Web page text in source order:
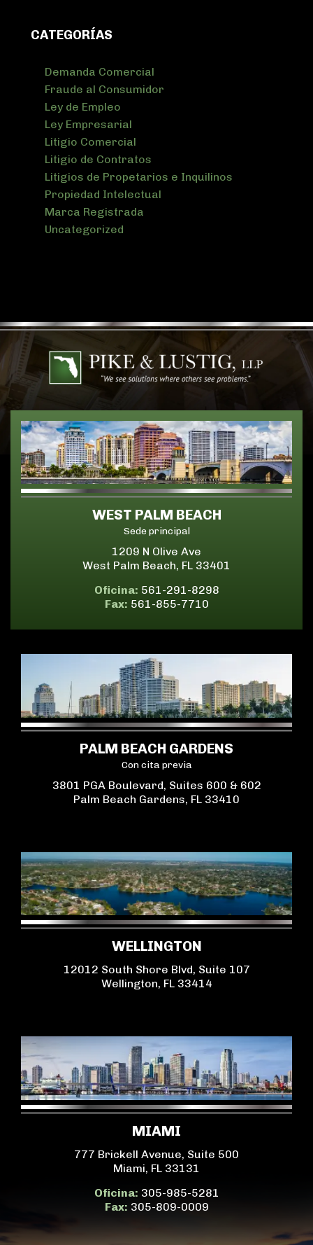
CATEGORÍAS
Demanda Comercial
Fraude al Consumidor
Ley de Empleo
Ley Empresarial
Litigio Comercial
Litigio de Contratos
Litigios de Propetarios e Inquilinos
Propiedad Intelectual
Marca Registrada
Uncategorized
WEST PALM BEACH
Sede principal
1209 N Olive Ave
West Palm Beach, FL 33401
Oficina: 561-291-8298
Fax: 561-855-7710
PALM BEACH GARDENS
Con cita previa
3801 PGA Boulevard, Suites 600 & 602
Palm Beach Gardens, FL 33410
WELLINGTON
12012 South Shore Blvd, Suite 107
Wellington, FL 33414
MIAMI
777 Brickell Avenue, Suite 500
Miami, FL 33131
Oficina: 305-985-5281
Fax: 305-809-0009